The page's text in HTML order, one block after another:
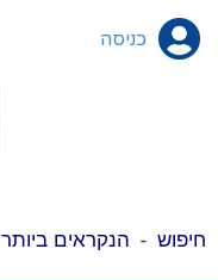
כניסה
חיפוש - הנקראים ביותר